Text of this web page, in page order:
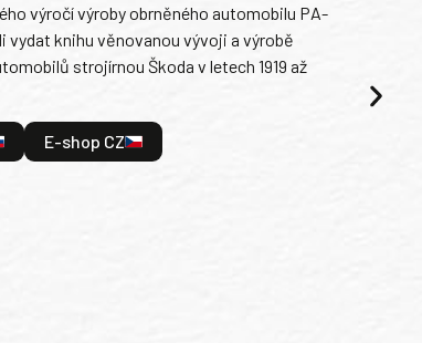
výročí výroby obrněného automobilu PA-
vydat knihu věnovanou vývoji a výrobě
strojírnou Škoda v letech 1919 až
E-shop CZ